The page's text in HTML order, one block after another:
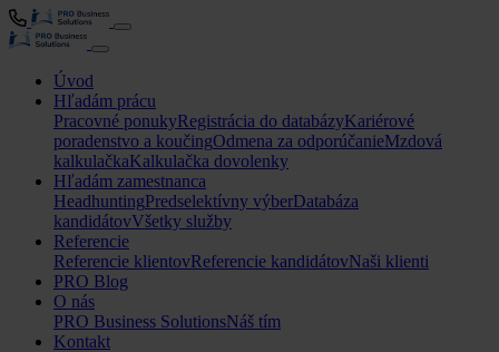
Úvod
Hľadám prácu
Pracovné ponukyRegistrácia do databázyKariérové
poradenstvo a koučingOdmena za odporúčanieMzdová
kalkulačkaKalkulačka dovolenky
Hľadám zamestnanca
HeadhuntingPredselektívny výberDatabáza
kandidátovVšetky služby
Referencie
Referencie klientovReferencie kandidátovNaši klienti
PRO Blog
O nás
PRO Business SolutionsNáš tím
Kontakt